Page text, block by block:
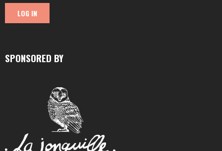
SPONSORED BY